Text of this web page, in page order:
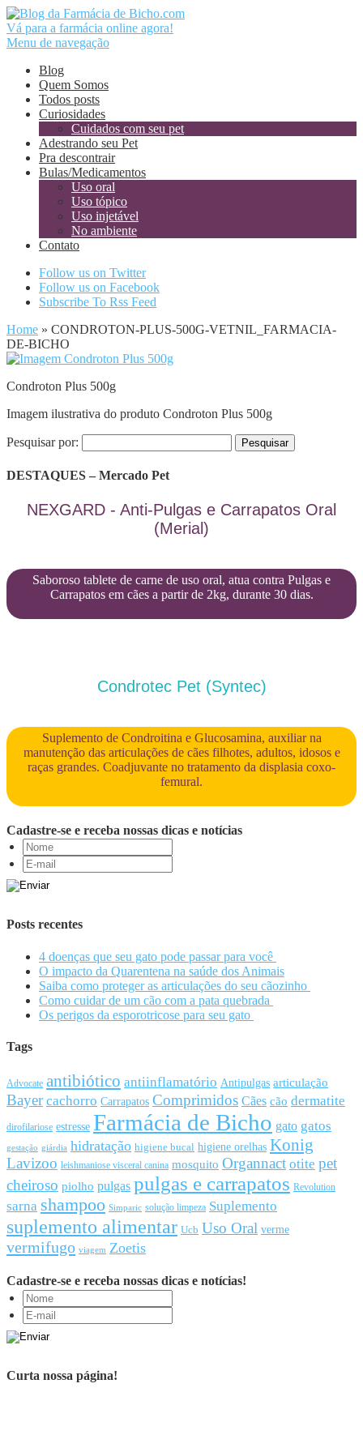
Vá para a farmácia online agora!
Menu de navegação
Blog
Quem Somos
Todos posts
Curiosidades
Cuidados com seu pet
Adestrando seu Pet
Pra descontrair
Bulas/Medicamentos
Uso oral
Uso tópico
Uso injetável
No ambiente
Contato
Follow us on Twitter
Follow us on Facebook
Subscribe To Rss Feed
Home » CONDROTON-PLUS-500G-VETNIL_FARMACIA-
DE-BICHO
Condroton Plus 500g
Imagem ilustrativa do produto Condroton Plus 500g
Pesquisar por:
DESTAQUES – Mercado Pet
NEXGARD - Anti-Pulgas e Carrapatos Oral
(Merial)
Saboroso tablete de carne de uso oral, atua contra Pulgas e
Carrapatos em cães a partir de 2kg, durante 30 dias.
Condrotec Pet (Syntec)
Suplemento de Condroitina e Glucosamina, auxiliar na
manutenção das articulações de cães filhotes, adultos, idosos e
raças grandes. Coadjuvante no tratamento da displasia coxo-
femural.
Cadastre-se e receba nossas dicas e notícias
Posts recentes
4 doenças que seu gato pode passar para você
O impacto da Quarentena na saúde dos Animais
Saiba como proteger as articulações do seu cãozinho
Como cuidar de um cão com a pata quebrada
Os perigos da esporotricose para seu gato
Tags
Advocate antibiótico antiinflamatório Antipulgas articulação
Bayer cachorro Carrapatos Comprimidos Cães cão dermatite
dirofilariose estresse Farmácia de Bicho gato gatos
gestação giárdia hidratação higiene bucal higiene orelhas Konig
Lavizoo leishmaniose visceral canina mosquito Organnact otite pet
cheiroso piolho pulgas pulgas e carrapatos Revolution
sarna shampoo Simparic solução limpeza Suplemento
suplemento alimentar Ucb Uso Oral verme
vermifugo viagem Zoetis
Cadastre-se e receba nossas dicas e notícias!
Curta nossa página!